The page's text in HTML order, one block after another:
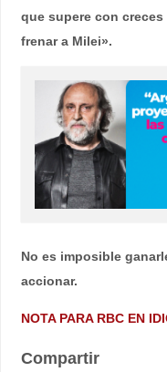
que supere con
frenar a Milei».
No es imposible
accionar.
NOTA PARA RBC EN
Compartir